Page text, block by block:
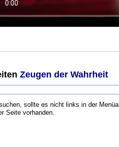
Zeugen der Wahrheit
sollte es nicht links in der
Seite vorhanden.